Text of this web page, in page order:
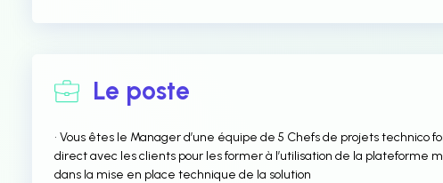
Le poste
• Vous êtes le Manager d’une équipe de 5 Chefs de projets technico
direct avec les clients pour les former à l’utilisation de la plateforme
dans la mise en place technique de la solution